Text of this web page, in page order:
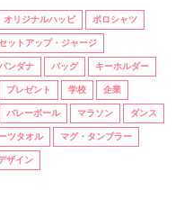
オリジナルハッピ ポロシャツ
ットアップ・ジャージ
ンダナ バッグ キーホルダー
プレゼント 学校 企業
バレーボール マラソン ダンス
ツタオル マグ・タンブラー
ザイン